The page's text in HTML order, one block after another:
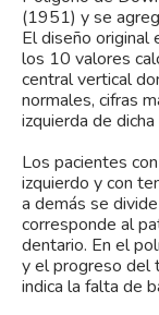
(1951) y se
El diseño original
los 10 valores
central vertical
normales, cifras
izquierda de dicha
Los pacientes
izquierdo y con
a demás se
corresponde al
dentario. En el
y el progreso del
indica la falta de